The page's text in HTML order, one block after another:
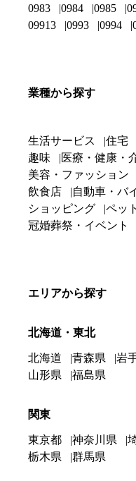
0983
0984 0985
09913
0993 0994
業種から探す
生活サービス 住宅
趣味
医療・健康・
美容・ファッション
飲食店
自動車・バ
ショッピング
ペット
冠婚葬祭・イベント
エリアから探す
北海道・東北
北海道 青森県 岩
山形県
福島県
関東
東京都 神奈川県
栃木県
群馬県